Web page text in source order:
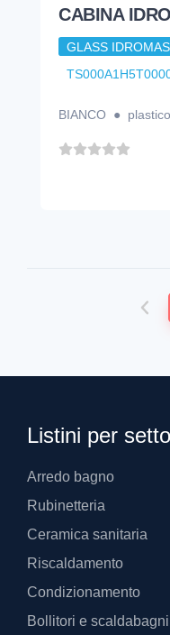
CABINA
GLASS
BIANCO ●
Listini per
Arredo bagno
Rubinetteria
Ceramica sanitaria
Riscaldamento
Condizionamento
Bollitori e scaldabagni